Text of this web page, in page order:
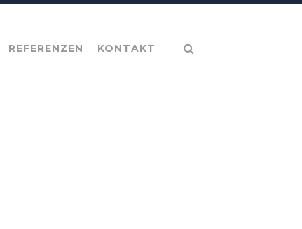
REFERENZEN KONTAKT